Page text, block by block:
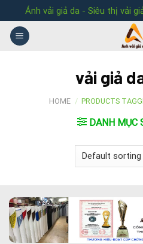
to
content
Ánh vải giả da - Siêu thị vải
vải giả
HOME / PRODUCTS
DANH MỤC